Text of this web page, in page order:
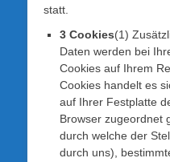
statt.
3 Cookies(1)
Daten werden bei
Cookies auf Ihrem
Cookies handelt es
auf Ihrer Festplatte
Browser zugeordnet
durch welche der
durch uns),